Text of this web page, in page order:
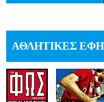
ΑΘΛΗΤΙΚΕΣ